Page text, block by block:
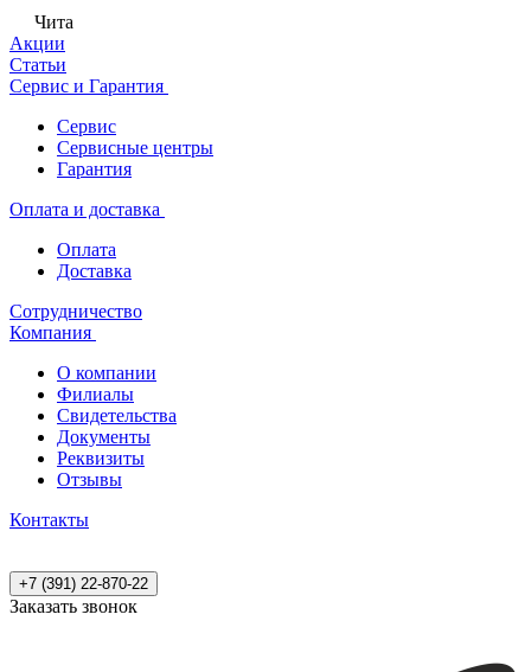
Чита
Акции
Статьи
Сервис и Гарантия
Сервис
Сервисные центры
Гарантия
Оплата и доставка
Оплата
Доставка
Сотрудничество
Компания
О компании
Филиалы
Свидетельства
Документы
Реквизиты
Отзывы
Контакты
+7 (391) 22-870-22
Заказать звонок